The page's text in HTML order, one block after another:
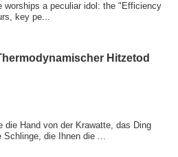
worships a peculiar idol: the "Efficiency
key pe...
Hitzetod
Hand von der Krawatte, das Ding
Schlinge, die Ihnen die ...